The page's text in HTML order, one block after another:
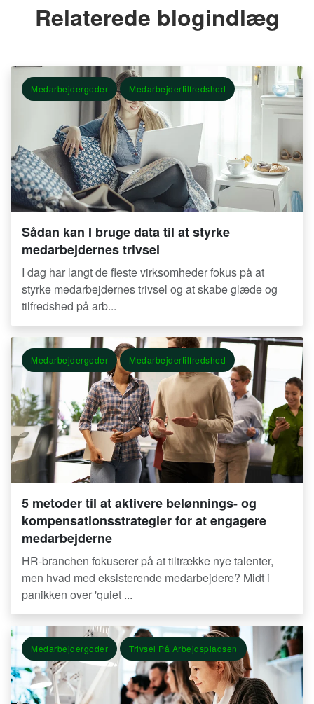
Relaterede blogindlæg
Medarbejdergoder Medarbejdertilfredshed
Sådan kan I bruge data til at styrke
medarbejdernes trivsel
I dag har langt de fleste virksomheder fokus på at
styrke medarbejdernes trivsel og at skabe glæde og
tilfredshed på arb...
Medarbejdergoder Medarbejdertilfredshed
5 metoder til at aktivere belønnings- og
kompensationsstrategier for at engagere
medarbejderne
HR-branchen fokuserer på at tiltrække nye talenter,
men hvad med eksisterende medarbejdere? Midt i
panikken over 'quiet ...
Medarbejdergoder Trivsel På Arbejdspladsen